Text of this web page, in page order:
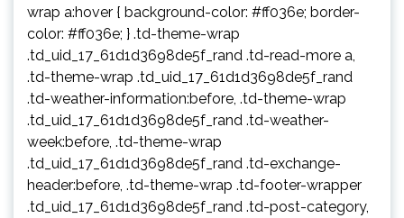
wrap a:hover { background-color: #ff036e; border-
color: #ff036e; } .td-theme-wrap
.td_uid_17_61d1d3698de5f_rand .td-read-more a,
.td-theme-wrap .td_uid_17_61d1d3698de5f_rand
.td-weather-information:before, .td-theme-wrap
.td_uid_17_61d1d3698de5f_rand .td-weather-
week:before, .td-theme-wrap
.td_uid_17_61d1d3698de5f_rand .td-exchange-
header:before, .td-theme-wrap .td-footer-wrapper
.td_uid_17_61d1d3698de5f_rand .td-post-category,